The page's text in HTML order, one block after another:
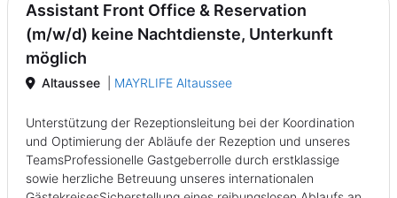
Assistant Front Office & Reservation
(m/w/d) keine Nachtdienste, Unterkunft
möglich
Altaussee MAYRLIFE Altaussee
Unterstützung der Rezeptionsleitung bei der Koordination
und Optimierung der Abläufe der Rezeption und unseres
TeamsProfessionelle Gastgeberrolle durch erstklassige
sowie herzliche Betreuung unseres internationalen